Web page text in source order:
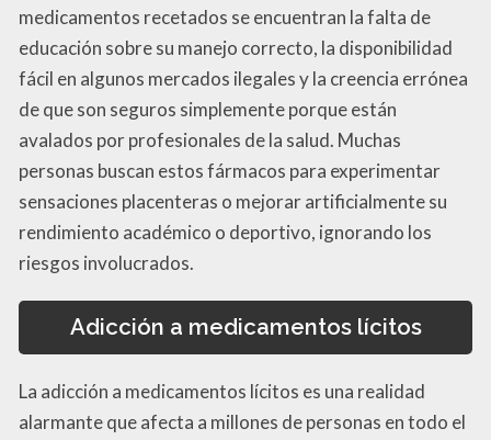
medicamentos recetados se encuentran la falta de
educación sobre su manejo correcto, la disponibilidad
fácil en algunos mercados ilegales y la creencia errónea
de que son seguros simplemente porque están
avalados por profesionales de la salud. Muchas
personas buscan estos fármacos para experimentar
sensaciones placenteras o mejorar artificialmente su
rendimiento académico o deportivo, ignorando los
riesgos involucrados.
Adicción a medicamentos lícitos
La adicción a medicamentos lícitos es una realidad
alarmante que afecta a millones de personas en todo el